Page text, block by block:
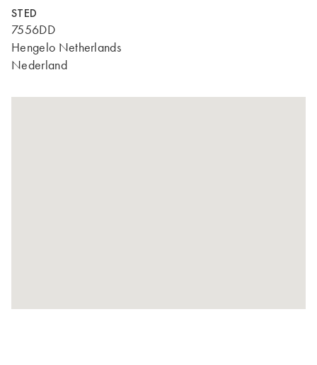
STED
7556DD
Hengelo Netherlands
Nederland